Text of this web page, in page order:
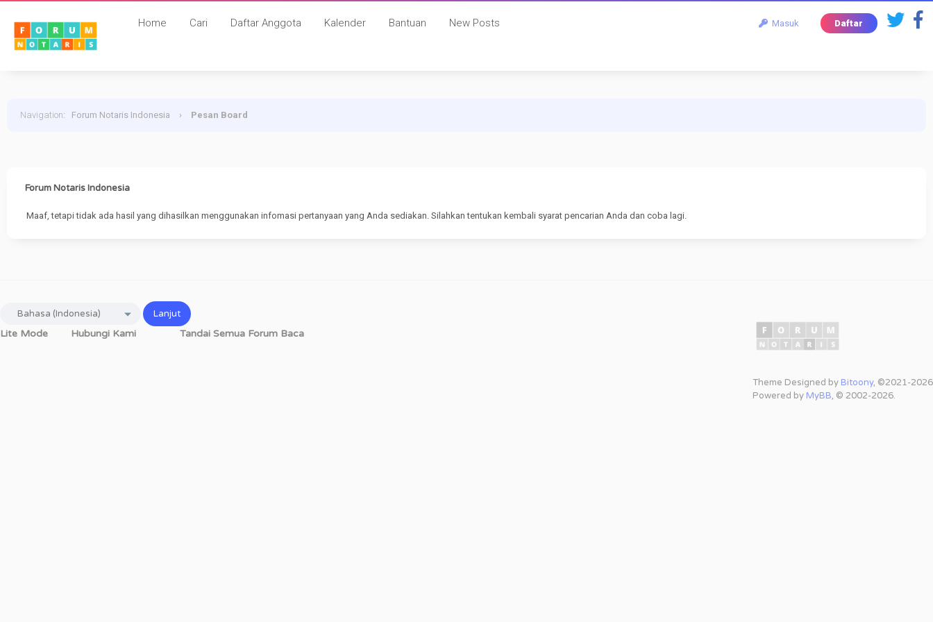
Masuk Daftar
Home Cari Daftar Anggota Kalender Bantuan New Posts
Navigation: Forum Notaris Indonesia › Pesan Board
Forum Notaris Indonesia
Maaf, tetapi tidak ada hasil yang dihasilkan menggunakan infomasi pertanyaan yang Anda sediakan. Silahkan tentukan kembali syarat pencarian Anda dan coba lagi.
Theme Designed by Bitoony, ©2021-2026
Powered by MyBB, © 2002-2026.
Lite Mode Hubungi Kami Tandai Semua Forum Baca